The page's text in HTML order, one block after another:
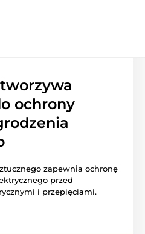
ochrony
zapewnia ochronę
przed
i przepięciami.